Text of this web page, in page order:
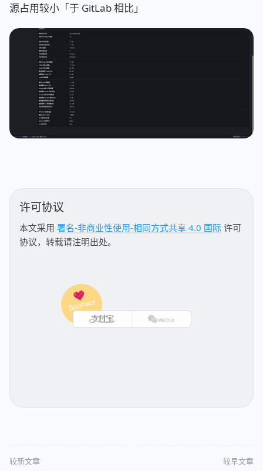
源占用较小「于 GitLab 相比」
许可协议
本文采用 署名-非商业性使用-相同方式共享 4.0 国际 许可
协议，转载请注明出处。
较新文章 较早文章